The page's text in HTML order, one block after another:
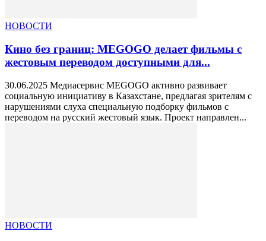
НОВОСТИ
Кино без границ: MEGOGO делает фильмы с
жестовым переводом доступными для...
30.06.2025 Медиасервис MEGOGO активно развивает
социальную инициативу в Казахстане, предлагая зрителям с
нарушениями слуха специальную подборку фильмов с
переводом на русский жестовый язык. Проект направлен...
НОВОСТИ